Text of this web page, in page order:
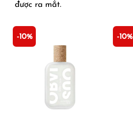
được ra mắt.
-10% -10%